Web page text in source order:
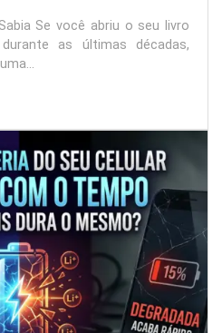
Se você abriu o seu livro
as últimas décadas,